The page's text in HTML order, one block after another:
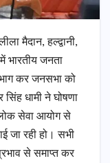
मैदान, हल्द्वानी,
भारतीय जनता
कर जनसभा को
धामी ने घोषणा
लोक सेवा आयोग से
जा रही हो। सभी
से समाप्त कर